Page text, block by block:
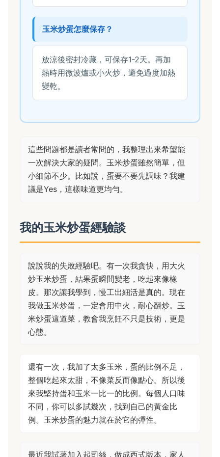
玉米炒蛋怎麼保存？
放涼後密封冷藏，可保存1-2天。再加
熱時用微波爐或小火炒，避免過度加熱
變乾。
這些問題都是讀者常問的，我整理出來希望能
一次解決大家的疑問。玉米炒蛋雖然簡單，但
小細節不少。比如說，蛋要不要先調味？我建
議是Yes，這樣味道更均勻。
我的玉米炒蛋經驗談
說說我的失敗經驗吧。有一次我貪快，用大火
炒玉米炒蛋，結果蛋瞬間變老，吃起來像橡
皮。那次讓我學到，慢工出細活是真的。現在
我做玉米炒蛋，一定會用中火，耐心翻炒。玉
米炒蛋這道菜，教會我烹飪不只是技術，更是
心態。
還有一次，我加了太多玉米，蛋的比例不足，
整個吃起來太甜，不像菜反而像點心。所以後
來我堅持蛋和玉米一比一的比例。每個人口味
不同，你可以多試幾次，找到自己的黃金比
例。玉米炒蛋的魅力就在於它的彈性。
最近我試著加入起司絲，做成西式版本，家人